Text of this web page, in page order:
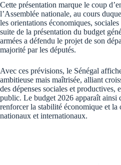
Cette présentation marque le coup
l’Assemblée nationale, au cours
les orientations économiques,
suite de la présentation du budget
armées a défendu le projet de son
majorité par les députés.
Avec ces prévisions, le Sénégal
ambitieuse mais maîtrisée, alliant
des dépenses sociales et
public. Le budget 2026 apparaît ainsi
renforcer la stabilité économique et la
nationaux et internationaux.